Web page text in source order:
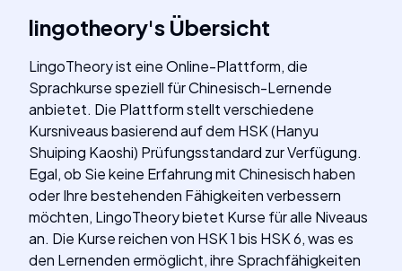
lingotheory's Übersicht
LingoTheory ist eine Online-Plattform, die
Sprachkurse speziell für Chinesisch-Lernende
anbietet. Die Plattform stellt verschiedene
Kursniveaus basierend auf dem HSK (Hanyu
Shuiping Kaoshi) Prüfungsstandard zur Verfügung.
Egal, ob Sie keine Erfahrung mit Chinesisch haben
oder Ihre bestehenden Fähigkeiten verbessern
möchten, LingoTheory bietet Kurse für alle Niveaus
an. Die Kurse reichen von HSK 1 bis HSK 6, was es
den Lernenden ermöglicht, ihre Sprachfähigkeiten